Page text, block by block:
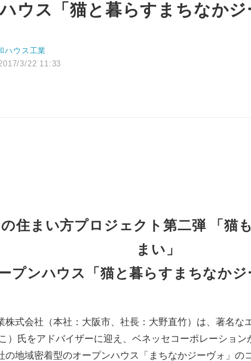
ウス「猫と暮らすまちなかジ
ハウス工業
3/22 11:33
住まい方プロジェクト第二弾 「猫
まい」
プンハウス「猫と暮らすまちなかジ
式会社（本社：大阪市、社長：大野直竹）は、著名な
）氏をアドバイザーに迎え、ベネッセコーポレーショ
の地域密着型のオープンハウス「まちなかジーヴォ」の